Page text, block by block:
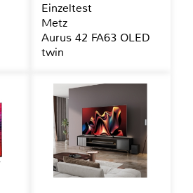
Einzeltest
Metz
Aurus 42 FA63 OLED
twin